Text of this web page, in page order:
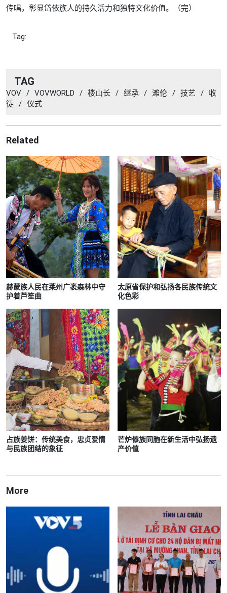
传唱，彰显岱依族人的持久活力和独特文化价值。（完）
Tag:
TAG
VOV / VOVWORLD / 楼山长 / 继承 / 滩伦 / 技艺 /
收
徒
/ 仪式
Related
赫蒙族人民在莱州广袤森林中守
护着芦笙曲
太原省保护和弘扬各民族传统文
化色彩
占族姜饼：传统美食，忠贞爱情
与民族团结的象征
芒炉傣族同胞在新生活中弘扬遗
产价值
More